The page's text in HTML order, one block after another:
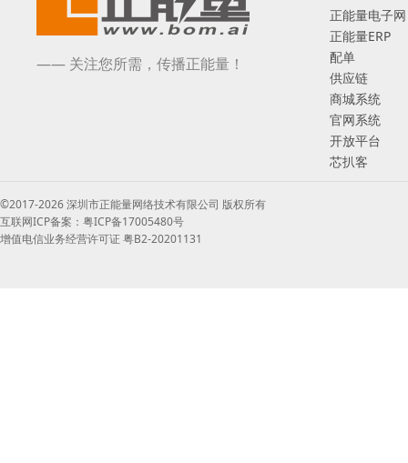
—— 关注您所需，传播正能量！
正能量电子网
正能量ERP
配单
供应链
商城系统
官网系统
开放平台
芯扒客
©2017-2026 深圳市正能量网络技术有限公司 版权所有
互联网ICP备案：粤ICP备17005480号
增值电信业务经营许可证 粤B2-20201131